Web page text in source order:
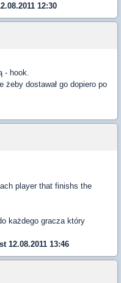
12:30
- hook.
dostawał go dopiero po
player that finishs the
każdego gracza który
12.08.2011 13:46